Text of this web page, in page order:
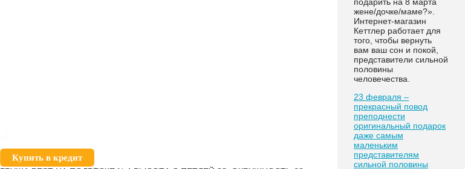
Купить в кредит
жене/дочке/маме?».
Интернет-магазин
Кеттлер работает для
того, чтобы вернуть
вам ваш сон и покой,
представители сильной
половины
человечества.
23 февраля –
прекрасный повод
преподнести
оригинальный подарок
даже самым
маленьким
представителям
сильной половины